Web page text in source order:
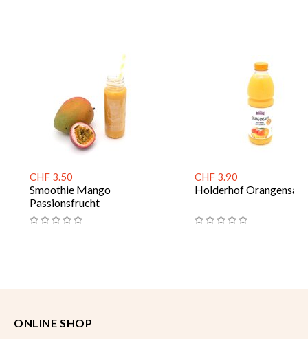
CHF 3.50
Smoothie Mango
Passionsfrucht
CHF 3.90
Holderhof Orangensaft
ONLINE SHOP